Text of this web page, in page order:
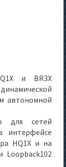
и BR3X
автономной
для сетей
интерфейсе
HQ1X и на
Loopback102